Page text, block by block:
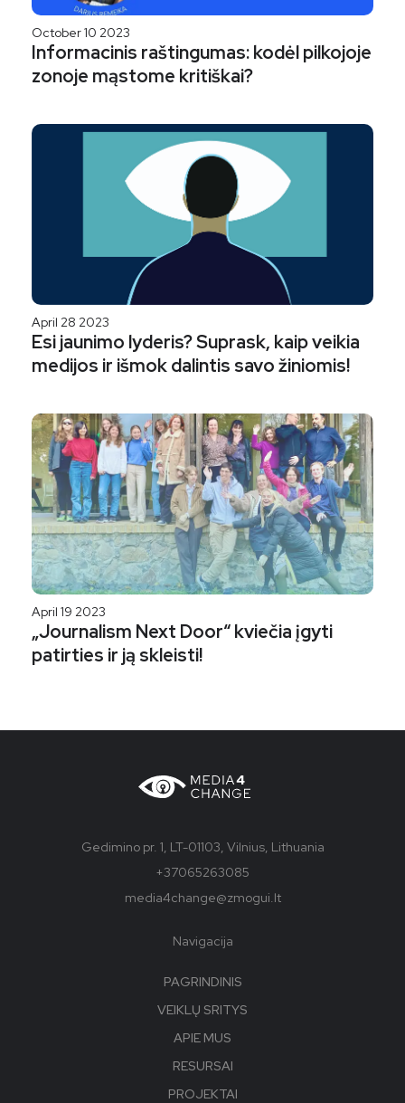
October 10 2023
Informacinis raštingumas: kodėl pilkojoje
zonoje mąstome kritiškai?
April 28 2023
Esi jaunimo lyderis? Suprask, kaip veikia
medijos ir išmok dalintis savo žiniomis!
April 19 2023
„Journalism Next Door“ kviečia įgyti
patirties ir ją skleisti!
Gedimino pr. 1, LT-01103, Vilnius, Lithuania
+37065263085
media4change@zmogui.lt
Navigacija
PAGRINDINIS
VEIKLŲ SRITYS
APIE MUS
RESURSAI
PROJEKTAI